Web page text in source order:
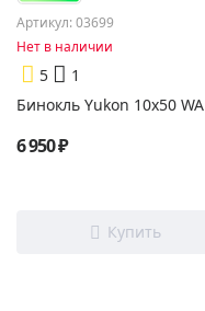
Артикул: 03699
Нет в наличии
5
1
Бинокль Yukon 10x50 WA
6 950 ₽